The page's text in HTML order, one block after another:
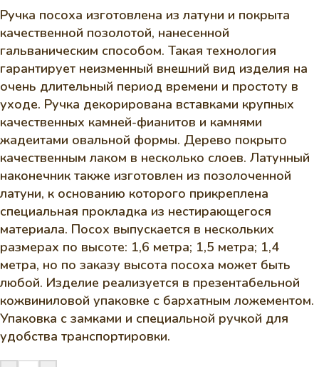
Ручка посоха изготовлена из латуни и покрыта
качественной позолотой, нанесенной
гальваническим способом. Такая технология
гарантирует неизменный внешний вид изделия на
очень длительный период времени и простоту в
уходе. Ручка декорирована вставками крупных
качественных камней-фианитов и камнями
жадеитами овальной формы. Дерево покрыто
качественным лаком в несколько слоев. Латунный
наконечник также изготовлен из позолоченной
латуни, к основанию которого прикреплена
специальная прокладка из нестирающегося
материала. Посох выпускается в нескольких
размерах по высоте: 1,6 метра; 1,5 метра; 1,4
метра, но по заказу высота посоха может быть
любой. Изделие реализуется в презентабельной
кожвиниловой упаковке с бархатным ложементом.
Упаковка с замками и специальной ручкой для
удобства транспортировки.